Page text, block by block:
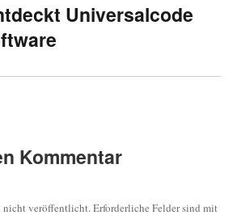
Universalcode
Kommentar
nicht veröffentlicht.Erforderliche Felder sind mit